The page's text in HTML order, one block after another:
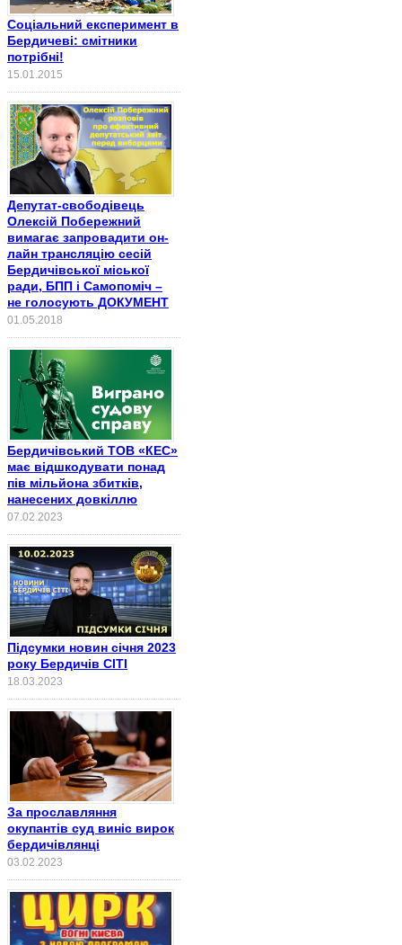
Соціальний експеримент в
Бердичеві: смітники
потрібні!
15.01.2015
Депутат-свободівець
Олексій Побережний
вимагає запровадити он-
лайн трансляцію сесій
Бердичівської міської
ради, БПП і Самопоміч –
не голосують ДОКУМЕНТ
01.05.2018
Бердичівський ТОВ «КЕС»
має відшкодувати понад
пів мільйона збитків,
нанесених довкіллю
07.02.2023
Підсумки новин січня 2023
року Бердичів СІТІ
18.03.2023
За прославляння
окупантів суд виніс вирок
бердичівлянці
03.02.2023